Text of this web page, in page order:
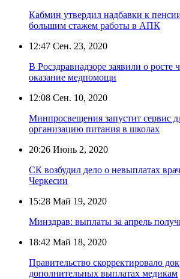
Кабмин утвердил надбавки к
большим стажем работы в АПК
12:47 Сен. 23, 2020
В Росздравнадзоре заявили о росте
оказание медпомощи
12:08 Сен. 10, 2020
Минпросвещения запустит сервис
организацию питания в школах
20:26 Июнь 2, 2020
СК возбудил дело о невыплатах
Черкесии
15:28 Май 19, 2020
Минздрав: выплаты за апрель
18:42 Май 18, 2020
Правительство скорректировало
дополнительных выплатах медикам